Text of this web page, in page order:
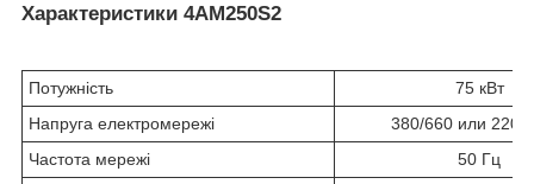
Характеристики 4АМ250S2
Потужність
75 кВт
Напруга електромережі
380/660 или 220/
Частота мережі
50 Гц